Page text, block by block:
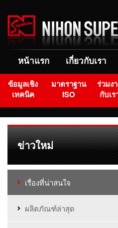
หน้าแรก เกี่ยวกับเรา
ข้อมูลเชิง
เทคนิค
มาตราฐาน
ISO
ร่วมง
กับเร
ข่าวใหม่
เรื่องที่น่าสนใจ
ผลิตภัณฑ์ล่าสุด